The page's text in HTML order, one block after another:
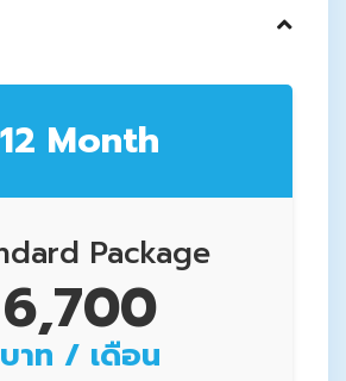
12 Month
Package
6,700
บาท / เดือน